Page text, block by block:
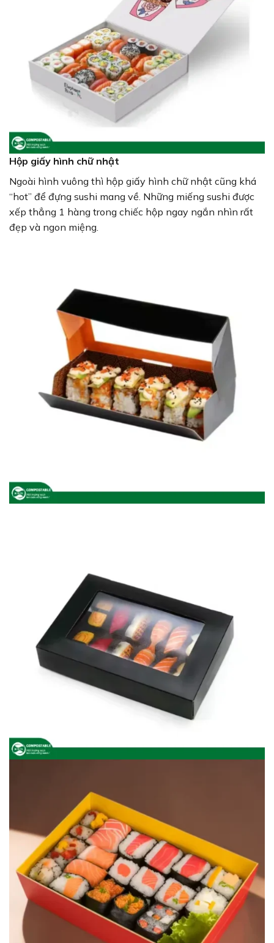
Hộp giấy hình chữ nhật
Ngoài hình vuông thì hộp giấy hình chữ nhật cũng khá
“hot” để đựng sushi mang về. Những miếng sushi được
xếp thẳng 1 hàng trong chiếc hộp ngay ngắn nhìn rất
đẹp và ngon miệng.